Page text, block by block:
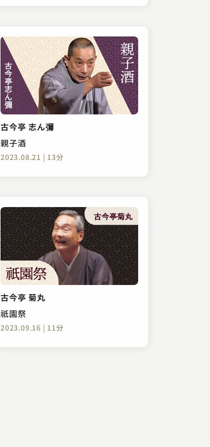
古今亭 志ん彌
親子酒
2023.08.21 | 13分
古今亭 菊丸
祇園祭
2023.09.16 | 11分